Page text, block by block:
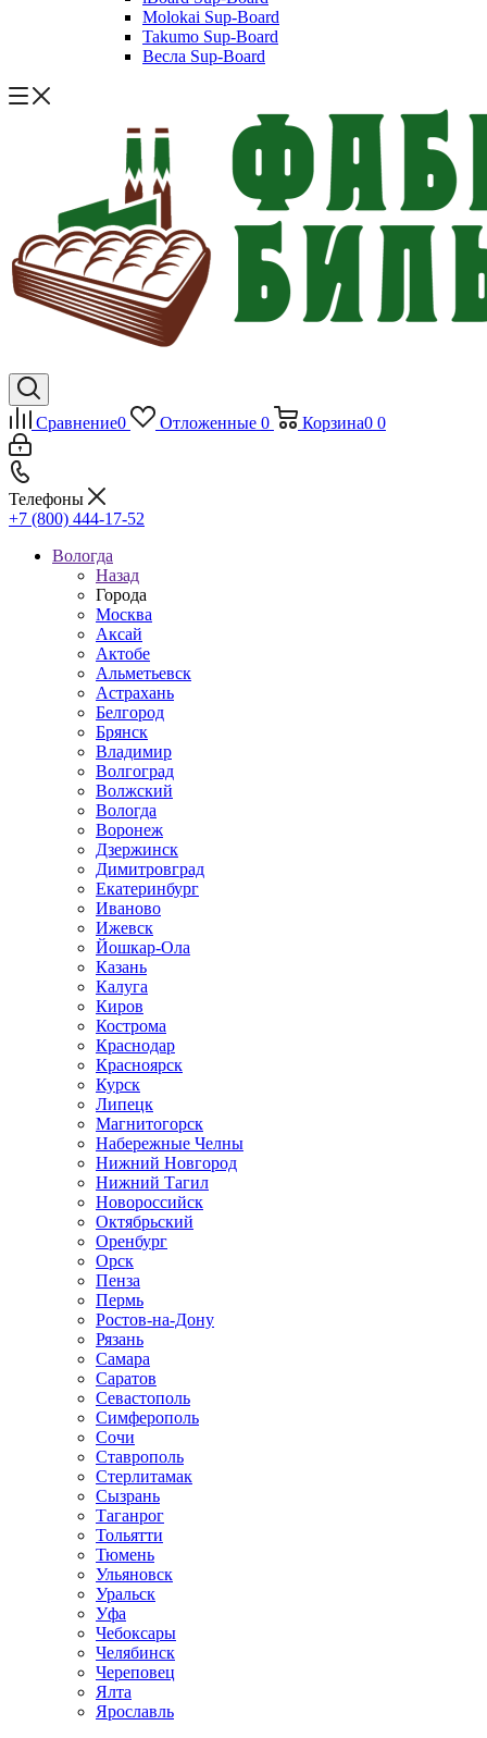
Molokai Sup-Board
Takumo Sup-Board
Весла Sup-Board
Сравнение0 Отложенные 0 Корзина0 0
Телефоны
+7 (800) 444-17-52
Вологда
Назад
Города
Москва
Аксай
Актобе
Альметьевск
Астрахань
Белгород
Брянск
Владимир
Волгоград
Волжский
Вологда
Воронеж
Дзержинск
Димитровград
Екатеринбург
Иваново
Ижевск
Йошкар-Ола
Казань
Калуга
Киров
Кострома
Краснодар
Красноярск
Курск
Липецк
Магнитогорск
Набережные Челны
Нижний Новгород
Нижний Тагил
Новороссийск
Октябрьский
Оренбург
Орск
Пенза
Пермь
Ростов-на-Дону
Рязань
Самара
Саратов
Севастополь
Симферополь
Сочи
Ставрополь
Стерлитамак
Сызрань
Таганрог
Тольятти
Тюмень
Ульяновск
Уральск
Уфа
Чебоксары
Челябинск
Череповец
Ялта
Ярославль